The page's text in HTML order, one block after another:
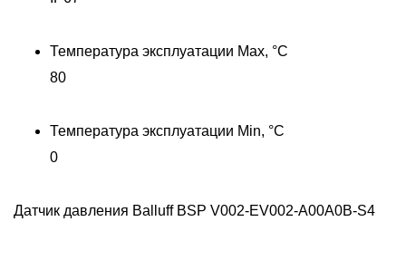
Температура эксплуатации Max, °C
80
Температура эксплуатации Min, °C
0
Датчик давления Balluff BSP V002-EV002-A00A0B-S4